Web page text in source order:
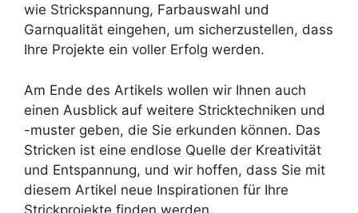
wie Strickspannung, Farbauswahl und
Garnqualität eingehen, um sicherzustellen, dass
Ihre Projekte ein voller Erfolg werden.
Am Ende des Artikels wollen wir Ihnen auch
einen Ausblick auf weitere Stricktechniken und
-muster geben, die Sie erkunden können. Das
Stricken ist eine endlose Quelle der Kreativität
und Entspannung, und wir hoffen, dass Sie mit
diesem Artikel neue Inspirationen für Ihre
Strickprojekte finden werden.